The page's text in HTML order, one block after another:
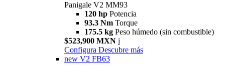
Panigale V2 MM93
120 hp Potencia
93.3 Nm Torque
175.5 kg Peso húmedo (sin combustible)
$523,900 MXN i
Configura Descubre más
new V2 FB63